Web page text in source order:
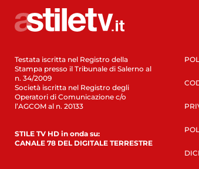
Testata iscritta nel Registro della
Stampa presso il Tribunale di Salerno al
n. 34/2009
Società iscritta nel Registro degli
Operatori di Comunicazione c/o
l’AGCOM al n. 20133
STILE TV HD in onda su:
CANALE 78 DEL DIGITALE TERRESTRE